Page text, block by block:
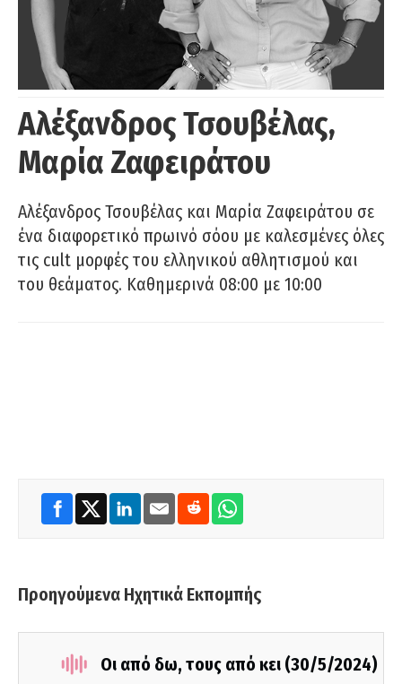
Αλέξανδρος Τσουβέλας,
Μαρία Ζαφειράτου
Αλέξανδρος Τσουβέλας και Μαρία Ζαφειράτου σε
ένα διαφορετικό πρωινό σόου με καλεσμένες όλες
τις cult μορφές του ελληνικού αθλητισμού και
του θεάματος. Καθημερινά 08:00 με 10:00
Προηγούμενα Ηχητικά Εκπομπής
Οι από δω, τους από κει (30/5/2024)